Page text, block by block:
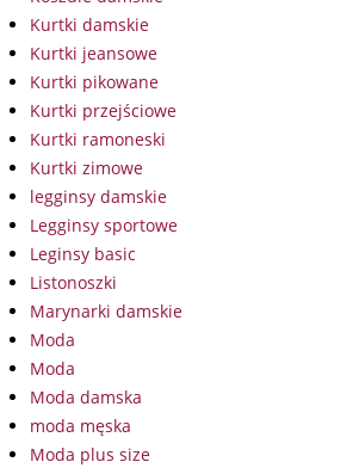
Kurtki damskie
Kurtki jeansowe
Kurtki pikowane
Kurtki przejściowe
Kurtki ramoneski
Kurtki zimowe
legginsy damskie
Legginsy sportowe
Leginsy basic
Listonoszki
Marynarki damskie
Moda
Moda
Moda damska
moda męska
Moda plus size